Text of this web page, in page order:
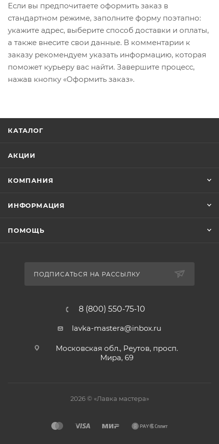
Если вы предпочитаете оформить заказ в
стандартном режиме, заполните форму поэтапно:
укажите адрес, выберите способ доставки и оплаты,
а также внесите свои данные. В комментарии к
заказу рекомендуем указать информацию, которая
поможет курьеру вас найти. Завершите процесс,
нажав кнопку «Оформить заказ».
КАТАЛОГ
АКЦИИ
КОМПАНИЯ
ИНФОРМАЦИЯ
ПОМОЩЬ
ПОДПИСАТЬСЯ НА РАССЫЛКУ
8 (800) 550-75-10
lavka-mastera@inbox.ru
Московская обл., Реутов, просп.
Мира, 69
2026 © «Лавка мастера»